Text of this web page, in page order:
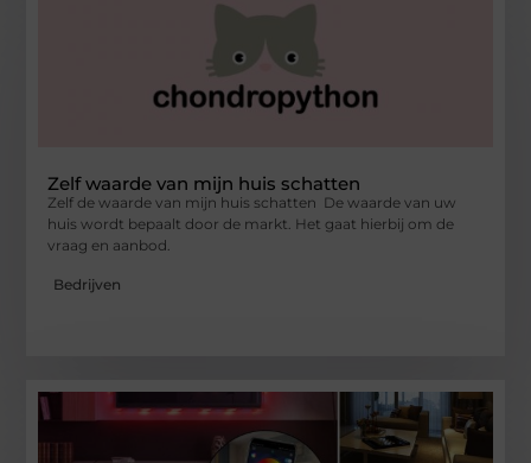
Zelf waarde van mijn huis schatten
Zelf de waarde van mijn huis schatten De waarde van uw
huis wordt bepaalt door de markt. Het gaat hierbij om de
vraag en aanbod.
Bedrijven